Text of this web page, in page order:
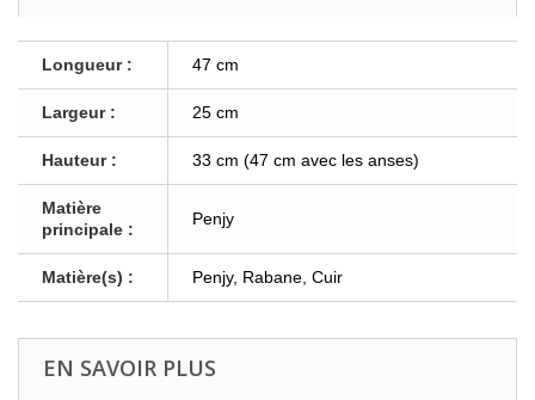
Longueur : 47 cm
Largeur : 25 cm
Hauteur : 33 cm (47 cm avec les anses)
Matière
principale :
Penjy
Matière(s) : Penjy, Rabane, Cuir
EN SAVOIR PLUS